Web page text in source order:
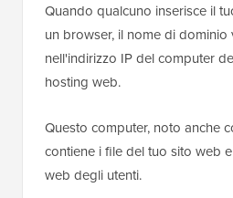
Quando qualcuno inserisce il
un browser, il nome di dominio
nell'indirizzo IP del computer
hosting web.
Questo computer, noto anche
contiene i file del tuo sito web
web degli utenti.